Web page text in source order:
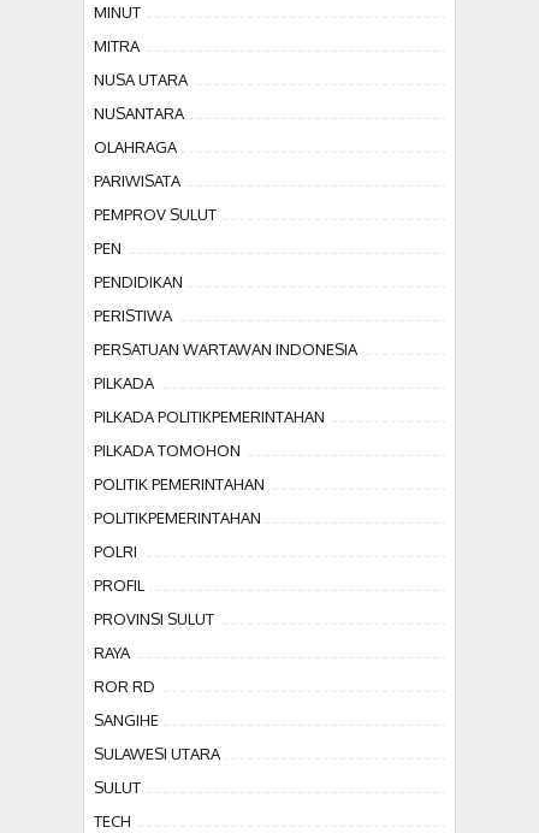
MINUT
MITRA
NUSA UTARA
NUSANTARA
OLAHRAGA
PARIWISATA
PEMPROV SULUT
PEN
PENDIDIKAN
PERISTIWA
PERSATUAN WARTAWAN INDONESIA
PILKADA
PILKADA POLITIKPEMERINTAHAN
PILKADA TOMOHON
POLITIK PEMERINTAHAN
POLITIKPEMERINTAHAN
POLRI
PROFIL
PROVINSI SULUT
RAYA
ROR RD
SANGIHE
SULAWESI UTARA
SULUT
TECH